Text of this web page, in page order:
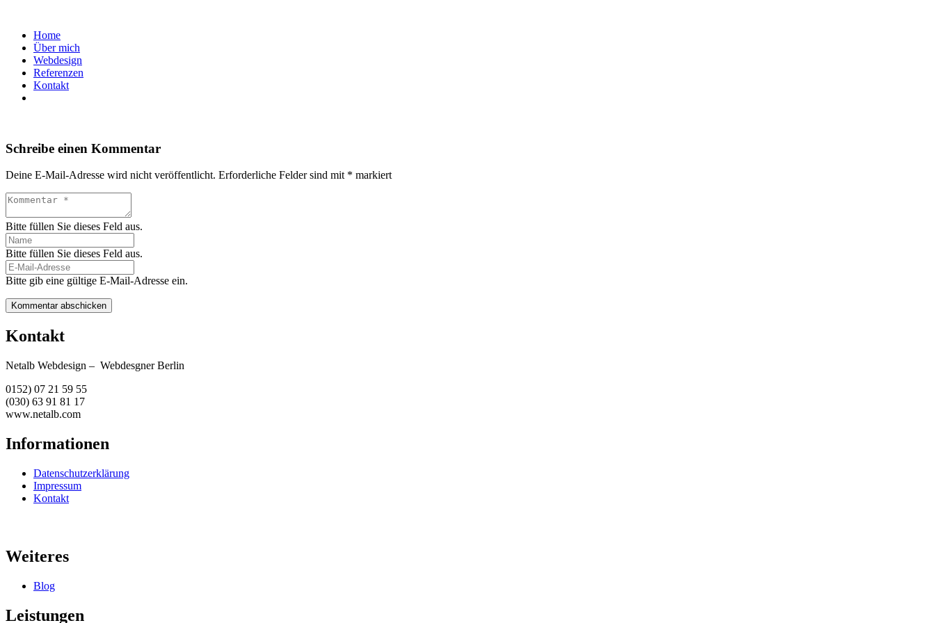
Home
Über mich
Webdesign
Referenzen
Kontakt
Schreibe einen Kommentar
Deine E-Mail-Adresse wird nicht veröffentlicht. Erforderliche Felder sind mit * markiert
Bitte füllen Sie dieses Feld aus.
Bitte füllen Sie dieses Feld aus.
Bitte gib eine gültige E-Mail-Adresse ein.
Kommentar abschicken
Kontakt
Netalb Webdesign – Webdesgner Berlin
0152) 07 21 59 55
(030) 63 91 81 17
www.netalb.com
Informationen
Datenschutzerklärung
Impressum
Kontakt
Weiteres
Blog
Leistungen